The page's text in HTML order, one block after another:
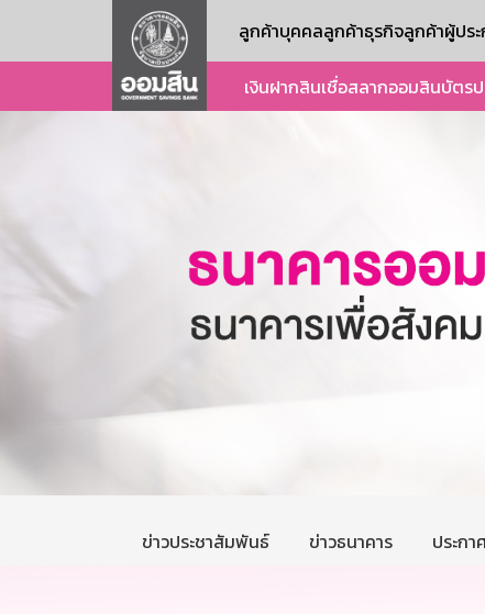
ลูกค้าบุคคลลูกค้าธุรกิจลูกค้าผู้ปร
เงินฝากสินเชื่อสลากออมสินบัตร
ข่าวประชาสัมพันธ์ ข่าวธนาคาร ประก